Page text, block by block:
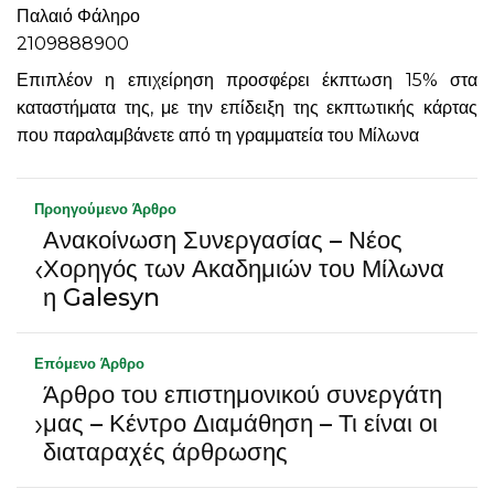
Παλαιό Φάληρο
2109888900
Επιπλέον η επιχείρηση προσφέρει έκπτωση 15% στα
καταστήματα της, με την επίδειξη της εκπτωτικής κάρτας
που παραλαμβάνετε από τη γραμματεία του Μίλωνα
Προηγούμενο Άρθρο
‹
Ανακοίνωση Συνεργασίας – Νέος
Χορηγός των Ακαδημιών του Μίλωνα
η Galesyn
Επόμενο Άρθρο
›
Άρθρο του επιστημονικού συνεργάτη
μας – Κέντρο Διαμάθηση – Τι είναι οι
διαταραχές άρθρωσης